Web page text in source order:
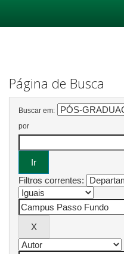
Página de Busca
Buscar em:
por
Filtros correntes: